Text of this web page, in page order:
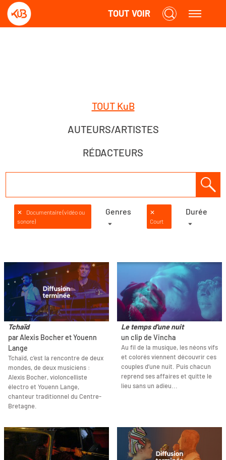
TOUT VOIR
TOUT KuB
AUTEURS/ARTISTES
RÉDACTEURS
✕
Documentaire (vidéo ou
sonore)
Genres
✕
Court
Durée
Tchaïd
par Alexis Bocher et Youenn
Lange
Tchaïd, c’est la rencontre de deux
mondes, de deux musiciens :
Alexis Bocher, violoncelliste
électro et Youenn Lange,
chanteur traditionnel du Centre-
Bretagne.
Le temps d'une nuit
un clip de Vincha
Au fil de la musique, les néons vifs
et colorés viennent découvrir ces
couples d’une nuit. Puis chacun
reprend ses affaires et quitte le
lieu sans un adieu...